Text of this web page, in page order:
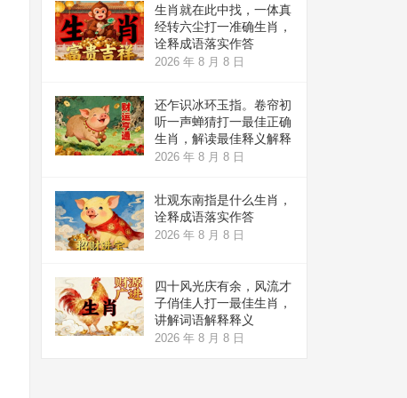
生肖就在此中找，一体真
经转六尘打一准确生肖，
诠释成语落实作答
2026 年 8 月 8 日
还乍识冰环玉指。卷帘初
听一声蝉猜打一最佳正确
生肖，解读最佳释义解释
2026 年 8 月 8 日
壮观东南指是什么生肖，
诠释成语落实作答
2026 年 8 月 8 日
四十风光庆有余，风流才
子俏佳人打一最佳生肖，
讲解词语解释释义
2026 年 8 月 8 日